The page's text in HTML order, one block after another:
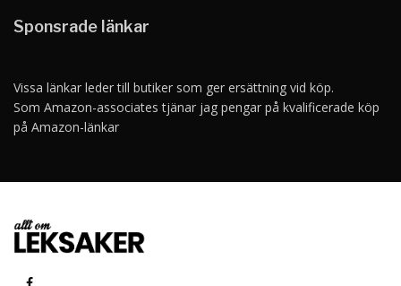
Sponsrade länkar
Vissa länkar leder till butiker som ger ersättning vid köp.
Som Amazon-associates tjänar jag pengar på kvalificerade köp
på Amazon-länkar